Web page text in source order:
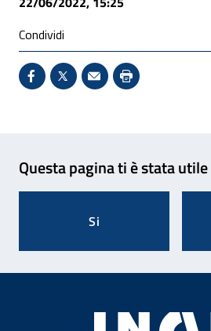
Condividi
Condividi su Facebook -
X - Sito esterno -
Invio Mail: apre il
Stampa
Questa pagina ti è stata utile
Si